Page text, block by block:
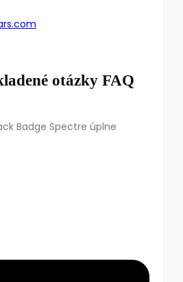
otázky FAQ
Badge Spectre úplne